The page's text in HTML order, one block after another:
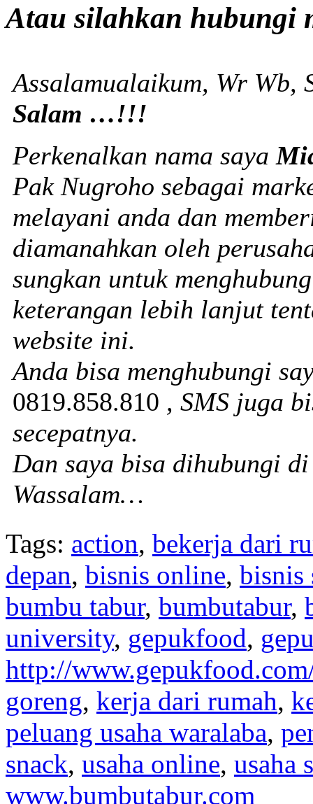
Atau silahkan hubungi
Assalamualaikum, Wr Wb,
Salam …!!!
Perkenalkan nama saya
Pak Nugroho sebagai
melayani anda dan
diamanahkan oleh
sungkan untuk
keterangan lebih lanjut
website ini.
Anda bisa menghubungi
0819.858.810 , SMS juga
secepatnya.
Dan saya bisa dihubungi
Wassalam…
Tags: action, bekerja dari
depan, bisnis online, bisnis
bumbu tabur, bumbutabur,
university, gepukfood,
http://
goreng, kerja dari rumah,
peluang usaha waralaba,
snack, usaha online, usaha
www.bumbutabur.com